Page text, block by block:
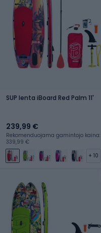
SUP lenta iBoard Red Palm 11'
239,99 €
Rekomenduojama gamintojo kaina:
339,99 €
+ 10